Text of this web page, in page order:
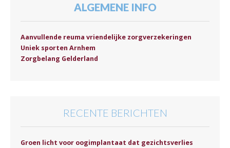
ALGEMENE INFO
Aanvullende reuma vriendelijke zorgverzekeringen
Uniek sporten Arnhem
Zorgbelang Gelderland
RECENTE BERICHTEN
Groen licht voor oogimplantaat dat gezichtsverlies